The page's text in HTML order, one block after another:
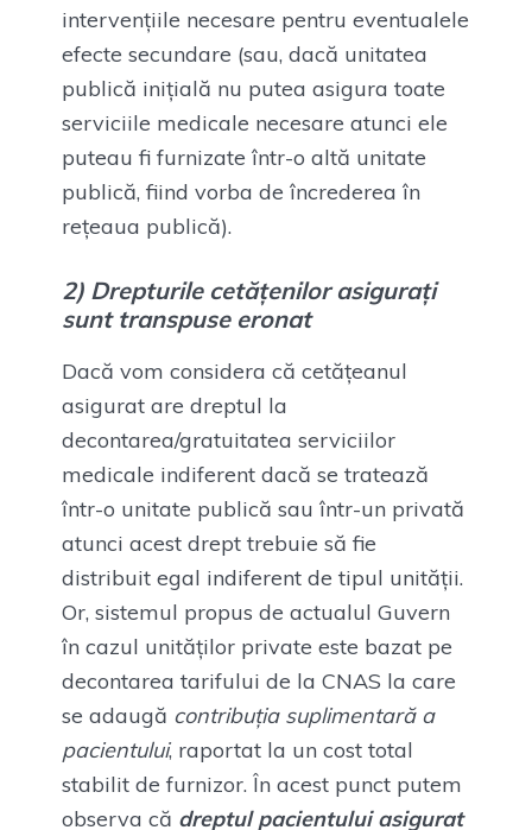
intervențiile necesare pentru eventualele
efecte secundare (sau, dacă unitatea
publică inițială nu putea asigura toate
serviciile medicale necesare atunci ele
puteau fi furnizate într-o altă unitate
publică, fiind vorba de încrederea în
rețeaua publică).
2) Drepturile cetățenilor asigurați
sunt transpuse eronat
Dacă vom considera că cetățeanul
asigurat are dreptul la
decontarea/gratuitatea serviciilor
medicale indiferent dacă se tratează
într-o unitate publică sau într-un privată
atunci acest drept trebuie să fie
distribuit egal indiferent de tipul unității.
Or, sistemul propus de actualul Guvern
în cazul unităților private este bazat pe
decontarea tarifului de la CNAS la care
se adaugă contribuția suplimentară a
pacientului, raportat la un cost total
stabilit de furnizor. În acest punct putem
observa că dreptul pacientului asigurat